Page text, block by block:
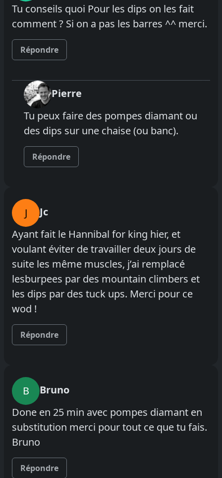
Tu conseils quoi Pour les dips on les fait
comment ? Si on a pas les barres ^^ merci.
Répondre
Pierre
Tu peux faire des pompes diamant ou
des dips sur une chaise (ou banc).
Répondre
J
Jc
Ayant fait le Hannibal for king hier, et
voulant éviter de travailler deux jours de
suite les même muscles, j’ai remplacé
lesburpees par des mountain climbers et
les dips par des tuck ups. Merci pour ce
wod !
Répondre
B
Bruno
Done en 25 min avec pompes diamant en
substitution merci pour tout ce que tu fais.
Bruno
Répondre